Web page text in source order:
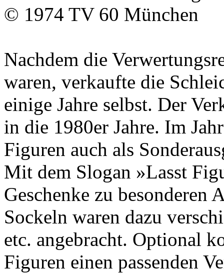
© 1974 TV 60 München
Nachdem die
waren, verkaufte die
einige Jahre selbst. Der
in die 1980er Jahre. Im
Figuren auch als
Mit dem Slogan »Lasst
Geschenke zu besonderen
Sockeln waren dazu
etc. angebracht. Optional
Figuren einen passenden